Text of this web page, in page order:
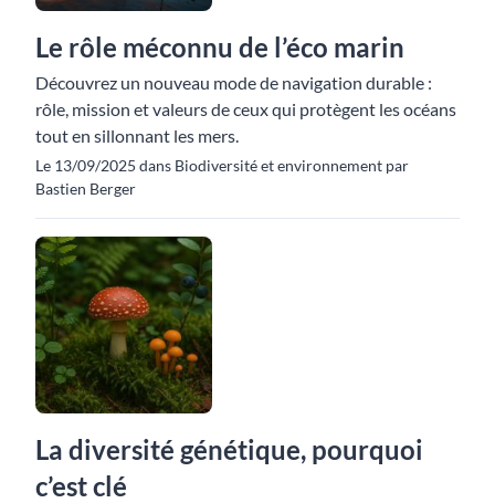
Le rôle méconnu de l’éco marin
Découvrez un nouveau mode de navigation durable :
rôle, mission et valeurs de ceux qui protègent les océans
tout en sillonnant les mers.
Le 13/09/2025 dans Biodiversité et environnement par
Bastien Berger
La diversité génétique, pourquoi
c’est clé